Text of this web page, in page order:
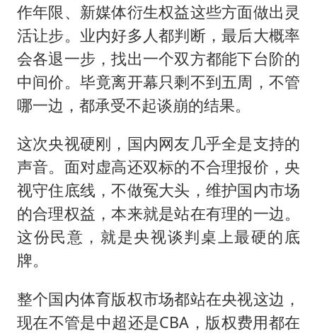
作年限、新媒体衍生权益这些方面做出灵
活让步。业内好多人都判断，最后大概率
会各退一步，找出一个双方都能下台阶的
中间价。毕竟离开幕只剩不到五周，不管
哪一边，都承受不起谈崩的结果。
这次央视硬刚，国内网友几乎全是支持的
声音。面对虚高还双标的不合理报价，央
视守住底线，不做冤大头，维护国内市场
的合理权益，本来就是站在有理的一边。
这份民意，就是央视谈判桌上最硬的底
牌。
整个国内体育版权市场都站在央视这边，
现在不管是中超还是CBA，版权费用都在